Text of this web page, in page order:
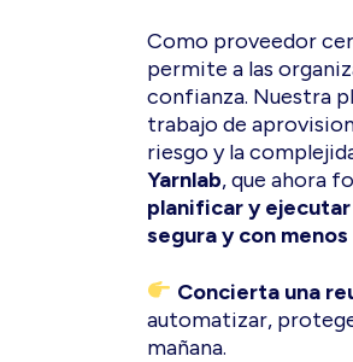
Como proveedor
permite a las
confianza. Nuestra
trabajo de
riesgo y la
Yarnlab, que ahora
planificar y
segura y con
Concierta una
automatizar,
mañana.